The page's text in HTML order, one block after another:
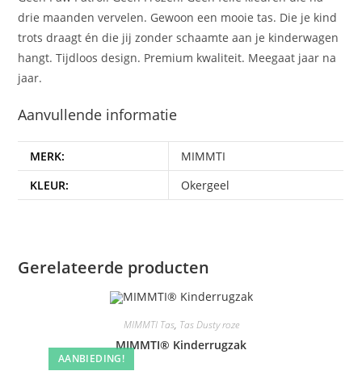
drie maanden vervelen. Gewoon een mooie tas. Die je kind
trots draagt én die jij zonder schaamte aan je kinderwagen
hangt. Tijdloos design. Premium kwaliteit. Meegaat jaar na
jaar.
Aanvullende informatie
MERK:
MIMMTI
KLEUR:
Okergeel
Gerelateerde producten
AANBIEDING!
MIMMTI Tas, Tas Dusty roze
MIMMTI® Kinderrugzak